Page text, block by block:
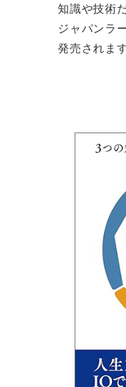
知識や技術
ジャパンラ
発売されます